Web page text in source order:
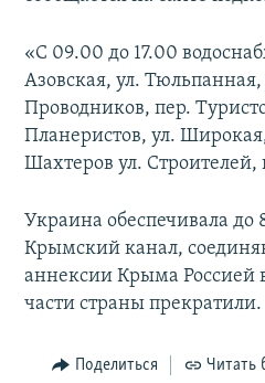
«С 09.00 до 17.00
Азовская, ул.
Проводников, пер.
Планеристов, ул.
Шахтеров ул. Строителей,
Украина обеспечивала до
Крымский канал,
аннексии Крыма Россией
части страны прекратили.
Поделиться Читать